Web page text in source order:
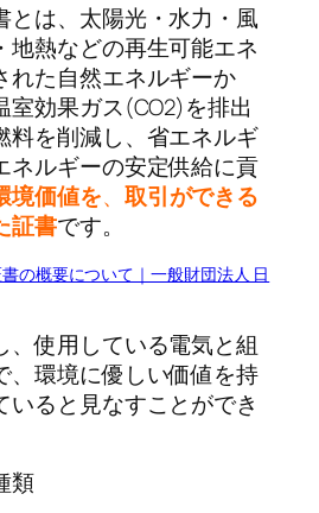
とは、太陽光・水力・風
地熱などの再生可能エネ
れた自然エネルギーか
室効果ガス(CO2)を排出
料を削減し、省エネルギ
ネルギーの安定供給に貢
境価値を、 取引ができる
証書です。
の概要について｜一般財団法人 日
、使用している電気と組
、環境に優しい価値を持
いると見なすことができ
類